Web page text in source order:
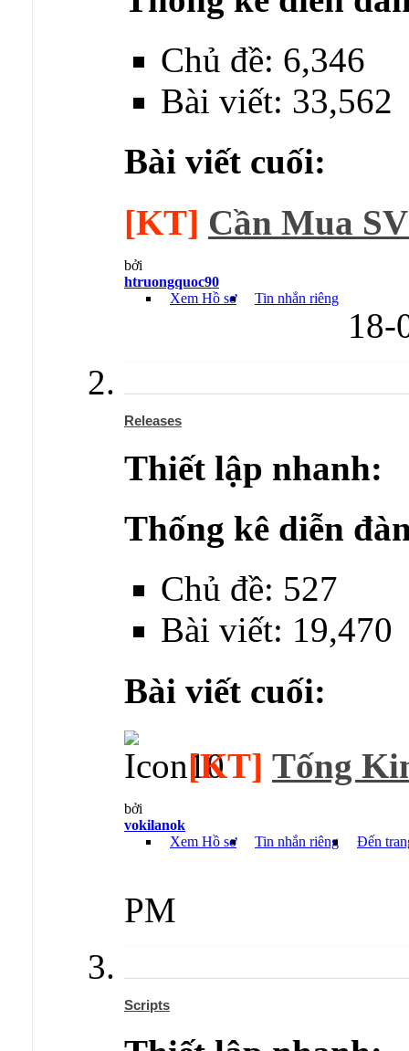
Chủ đề: 6,346
Bài viết: 33,562
Bài viết cuối:
[KT] Cần Mua
bởi
htruongquoc90
Xem Hồ sơ
Tin nhắn riêng
Releases
Thiết lập nhanh:
Thống kê diễn
Chủ đề: 527
Bài viết: 19,470
Bài viết cuối:
[KT] Tống
bởi
vokilanok
Xem Hồ sơ
Tin nhắn riêng Đến
PM
Scripts